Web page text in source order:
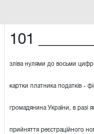
101
зліва нулями до восьми
картки платника податків -
громадянина України, в разі
прийняття реєстраційного